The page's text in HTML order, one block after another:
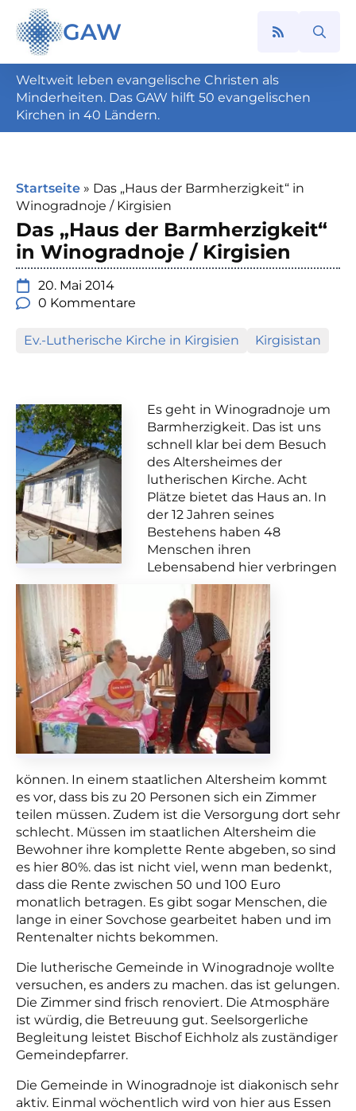
GAW
Search
Weltweit leben evangelische Christen als
Minderheiten. Das GAW hilft 50 evangelischen
Kirchen in 40 Ländern.
Startseite » Das „Haus der Barmherzigkeit“ in
Winogradnoje / Kirgisien
Das „Haus der Barmherzigkeit“
in Winogradnoje / Kirgisien
20. Mai 2014
0 Kommentare
Ev.-Lutherische Kirche in Kirgisien Kirgisistan
Es geht in Winogradnoje um
Barmherzigkeit. Das ist uns
schnell klar bei dem Besuch
des Altersheimes der
lutherischen Kirche. Acht
Plätze bietet das Haus an. In
der 12 Jahren seines
Bestehens haben 48
Menschen ihren
Lebensabend hier verbringen
können. In einem staatlichen Altersheim kommt
es vor, dass bis zu 20 Personen sich ein Zimmer
teilen müssen. Zudem ist die Versorgung dort sehr
schlecht. Müssen im staatlichen Altersheim die
Bewohner ihre komplette Rente abgeben, so sind
es hier 80%. das ist nicht viel, wenn man bedenkt,
dass die Rente zwischen 50 und 100 Euro
monatlich betragen. Es gibt sogar Menschen, die
lange in einer Sovchose gearbeitet haben und im
Rentenalter nichts bekommen.
Die lutherische Gemeinde in Winogradnoje wollte
versuchen, es anders zu machen. das ist gelungen.
Die Zimmer sind frisch renoviert. Die Atmosphäre
ist würdig, die Betreuung gut. Seelsorgerliche
Begleitung leistet Bischof Eichholz als zuständiger
Gemeindepfarrer.
Die Gemeinde in Winogradnoje ist diakonisch sehr
aktiv. Einmal wöchentlich wird von hier aus Essen